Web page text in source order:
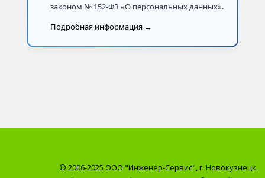
законом № 152-ФЗ «О персональных данных».
Подробная информация →
© 2006-2025 ООО "Инженер-Сервис", г. Новокузнецк.